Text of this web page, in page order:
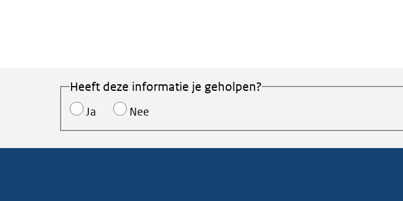
Heeft deze informatie je geholpen?
Ja Nee